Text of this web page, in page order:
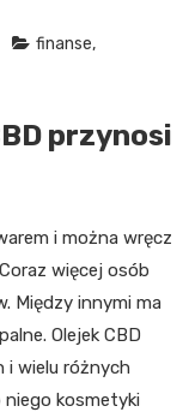
finanse
przynosi
i można wręcz
więcej osób
Między innymi ma
Olejek CBD
i wielu różnych
kosmetyki